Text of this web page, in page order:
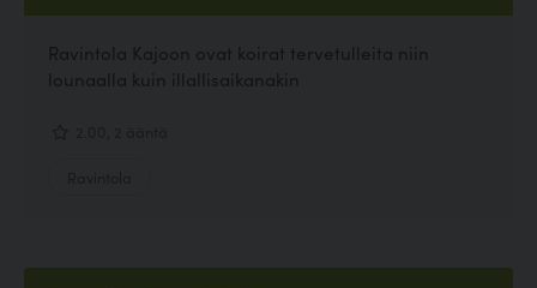
Ravintola Kajoon ovat koirat tervetulleita niin
lounaalla kuin illallisaikanakin